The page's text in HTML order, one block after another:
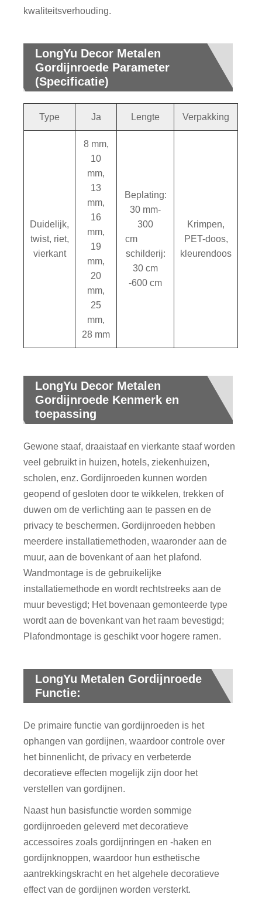
kwaliteitsverhouding.
LongYu Decor Metalen
Gordijnroede Parameter
(Specificatie)
Type Ja Lengte Verpakking
Duidelijk,
twist, riet,
vierkant
8 mm,
10
mm,
13
mm,
16
mm,
19
mm,
20
mm,
25
mm,
28 mm
Beplating:
30 mm-
300
cm
schilderij:
30 cm
-600 cm
Krimpen,
PET-doos,
kleurendoos
LongYu Decor Metalen
Gordijnroede Kenmerk en
toepassing
Gewone staaf, draaistaaf en vierkante staaf worden
veel gebruikt in huizen, hotels, ziekenhuizen,
scholen, enz. Gordijnroeden kunnen worden
geopend of gesloten door te wikkelen, trekken of
duwen om de verlichting aan te passen en de
privacy te beschermen. Gordijnroeden hebben
meerdere installatiemethoden, waaronder aan de
muur, aan de bovenkant of aan het plafond.
Wandmontage is de gebruikelijke
installatiemethode en wordt rechtstreeks aan de
muur bevestigd; Het bovenaan gemonteerde type
wordt aan de bovenkant van het raam bevestigd;
Plafondmontage is geschikt voor hogere ramen.
LongYu Metalen Gordijnroede
Functie:
De primaire functie van gordijnroeden is het
ophangen van gordijnen, waardoor controle over
het binnenlicht, de privacy en verbeterde
decoratieve effecten mogelijk zijn door het
verstellen van gordijnen.
Naast hun basisfunctie worden sommige
gordijnroeden geleverd met decoratieve
accessoires zoals gordijnringen en -haken en
gordijnknoppen, waardoor hun esthetische
aantrekkingskracht en het algehele decoratieve
effect van de gordijnen worden versterkt.